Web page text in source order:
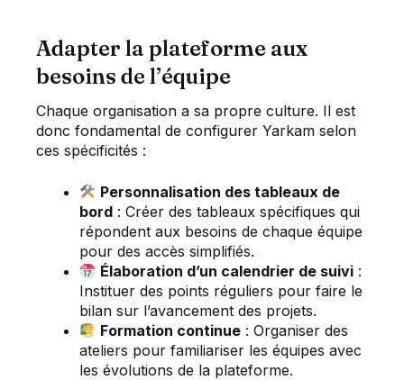
Adapter la plateforme aux
besoins de l’équipe
Chaque organisation a sa propre culture. Il est
donc fondamental de configurer Yarkam selon
ces spécificités :
Personnalisation des tableaux de
bord : Créer des tableaux spécifiques qui
répondent aux besoins de chaque équipe
pour des accès simplifiés.
Élaboration d’un calendrier de suivi :
Instituer des points réguliers pour faire le
bilan sur l’avancement des projets.
Formation continue : Organiser des
ateliers pour familiariser les équipes avec
les évolutions de la plateforme.